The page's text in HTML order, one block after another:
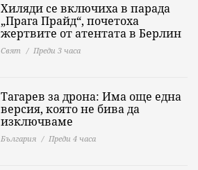
Хиляди се включиха в парада
„Прага Прайд“, почетоха
жертвите от атентата в Берлин
Свят Преди 3 часа
Тагарев за дрона: Има още една
версия, която не бива да
изключваме
България Преди 4 часа